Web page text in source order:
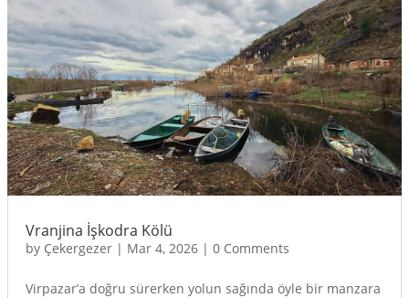
Vranjina İşkodra Kölü
by Çekergezer| Mar 4, 2026| 0 Comments
Virpazar’a doğru sürerken yolun sağında öyle bir manzara